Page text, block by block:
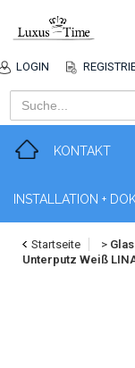
LOGIN
KONTAKT
INSTALLATION +
Startseite >
Unterputz Weiß